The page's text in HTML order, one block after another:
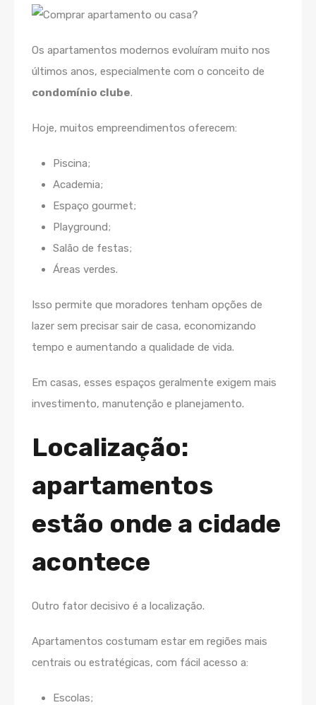
Os apartamentos modernos evoluíram muito nos
últimos anos, especialmente com o conceito de
condomínio clube.
Hoje, muitos empreendimentos oferecem:
Piscina;
Academia;
Espaço gourmet;
Playground;
Salão de festas;
Áreas verdes.
Isso permite que moradores tenham opções de
lazer sem precisar sair de casa, economizando
tempo e aumentando a qualidade de vida.
Em casas, esses espaços geralmente exigem mais
investimento, manutenção e planejamento.
Localização:
apartamentos
estão onde a cidade
acontece
Outro fator decisivo é a localização.
Apartamentos costumam estar em regiões mais
centrais ou estratégicas, com fácil acesso a:
Escolas;